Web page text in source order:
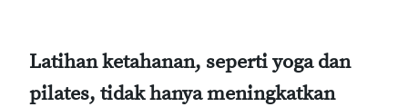
Latihan ketahanan, seperti yoga dan
pilates, tidak hanya meningkatkan